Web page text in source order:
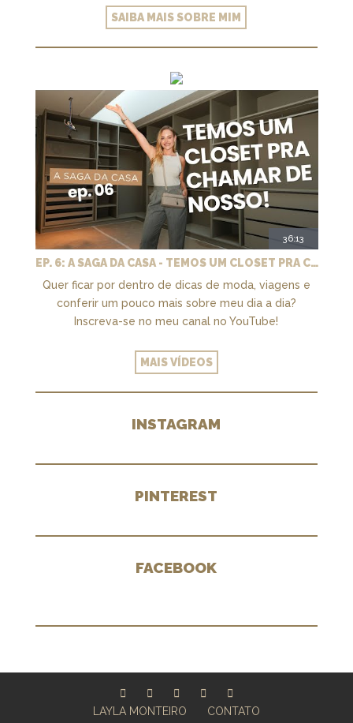
SAIBA MAIS SOBRE MIM
36:13
EP. 6: A SAGA DA CASA - TEMOS UM CLOSET PRA CHAMAR DE NOSSO + MARCENARIA E PAISAGISMO
Quer ficar por dentro de dicas de moda, viagens e
conferir um pouco mais sobre meu dia a dia?
Inscreva-se no meu canal no YouTube!
MAIS VÍDEOS
INSTAGRAM
PINTEREST
FACEBOOK
LAYLA MONTEIRO CONTATO